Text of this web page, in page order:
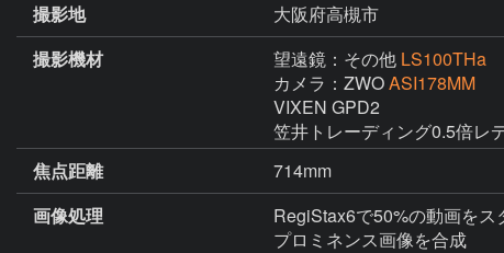
撮影地
大阪府高槻市
撮影機材
望遠鏡：その他 LS100THa
カメラ：ZWOASI178MM
VIXEN GPD2
笠井トレーディング0.5倍レ
焦点距離
714mm
画像処理
RegiStax6で50%の動画を
プロミネンス画像を合成